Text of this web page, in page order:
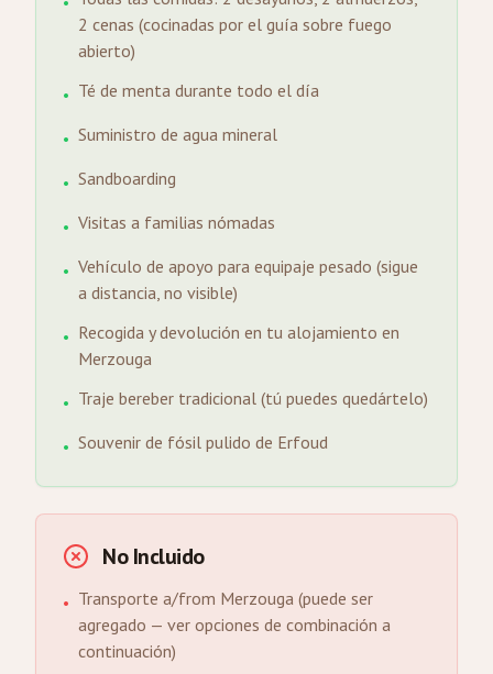
2 cenas (cocinadas por el guía sobre fuego
abierto)
• Té de menta durante todo el día
• Suministro de agua mineral
• Sandboarding
• Visitas a familias nómadas
• Vehículo de apoyo para equipaje pesado (sigue
a distancia, no visible)
• Recogida y devolución en tu alojamiento en
Merzouga
• Traje bereber tradicional (tú puedes quedártelo)
• Souvenir de fósil pulido de Erfoud
No Incluido
• Transporte a/from Merzouga (puede ser
agregado — ver opciones de combinación a
continuación)